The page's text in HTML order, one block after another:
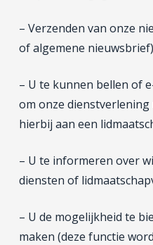
– Verzenden van onze
of algemene nieuwsbrief)
– U te kunnen bellen of
om onze
hierbij aan een
– U te informeren over
diensten of
– U de mogelijkheid te
maken (deze functie